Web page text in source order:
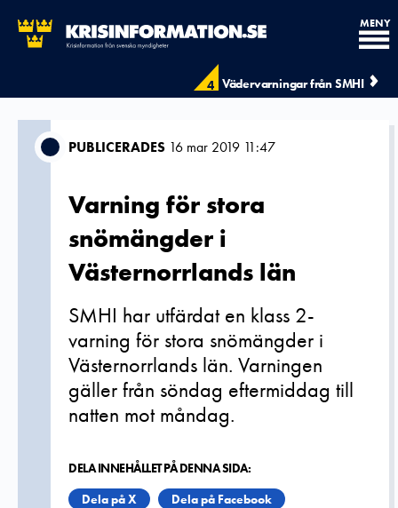
4 Vädervarningar från SMHI
MENY
PUBLICERADES 16 mar 2019 11:47
Varning för stora
snömängder i
Västernorrlands län
SMHI har utfärdat en klass 2-
varning för stora snömängder i
Västernorrlands län. Varningen
gäller från söndag eftermiddag till
natten mot måndag.
DELA INNEHÅLLET PÅ DENNA SIDA:
Dela på X
Dela på Facebook